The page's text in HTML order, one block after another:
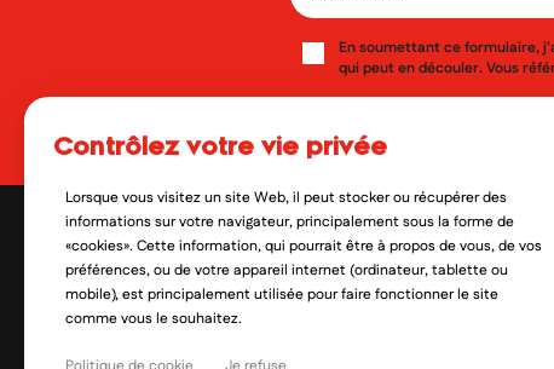
En soumettant ce formulaire,
qui peut en découler. Vous
Oui, je veux découvrir les
contrôlez votre vie privée
Lorsque vous visitez un site Web, il peut stocker ou récupérer des
informations sur votre navigateur, principalement sous la forme de
«cookies». Cette information, qui pourrait être à propos de vous, de vos
préférences, ou de votre appareil internet (ordinateur, tablette ou
mobile), est principalement utilisée pour faire fonctionner le site
comme vous le souhaitez.